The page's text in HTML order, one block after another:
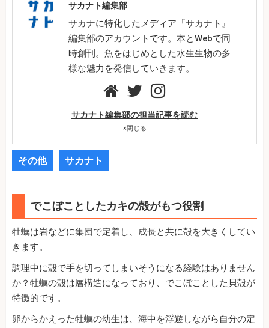
サカナト編集部
サカナに特化したメディア『サカナト』
編集部のアカウントです。本とWebで同
時創刊。魚をはじめとした水生生物の多
様な魅力を発信していきます。
サカナト編集部の担当記事を読む
×閉じる
その他 サカナト
でこぼことしたカキの殻がもつ役割
牡蠣は岩などに集団で定着し、成長と共に殻を大きくしてい
きます。
調理中に殻で手を切ってしまいそうになる経験はありません
か？牡蠣の殻は層構造になっており、でこぼことした貝殻が
特徴的です。
卵からかえった牡蠣の幼生は、海中を浮遊しながら自分の定